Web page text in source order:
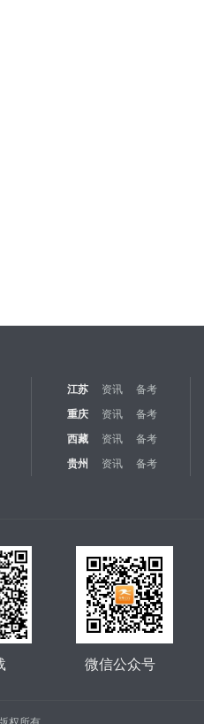
江苏 资讯 备考
重庆
资讯 备考
西藏
资讯 备考
贵州
资讯 备考
微信公众号